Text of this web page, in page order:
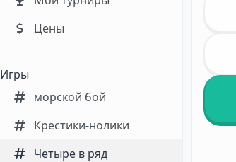
Цены
Игры
морской бой
Крестики-нолики
Четыре в ряд